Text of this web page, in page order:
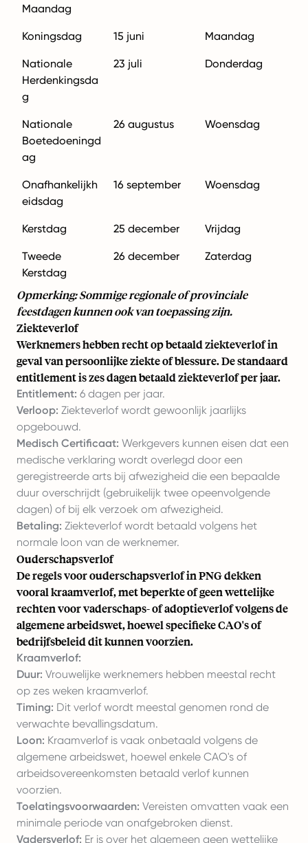
Maandag
Koningsdag 15 juni Maandag
Nationale
Herdenkingsda
g
23 juli Donderdag
Nationale
Boetedoeningd
ag
26 augustus Woensdag
Onafhankelijkh
eidsdag
16 september Woensdag
Kerstdag 25 december Vrijdag
Tweede
Kerstdag
26 december Zaterdag
Opmerking: Sommige regionale of provinciale
feestdagen kunnen ook van toepassing zijn.
Ziekteverlof
Werknemers hebben recht op betaald ziekteverlof in
geval van persoonlijke ziekte of blessure. De standaard
entitlement is zes dagen betaald ziekteverlof per jaar.
Entitlement: 6 dagen per jaar.
Verloop: Ziekteverlof wordt gewoonlijk jaarlijks
opgebouwd.
Medisch Certificaat: Werkgevers kunnen eisen dat een
medische verklaring wordt overlegd door een
geregistreerde arts bij afwezigheid die een bepaalde
duur overschrijdt (gebruikelijk twee opeenvolgende
dagen) of bij elk verzoek om afwezigheid.
Betaling: Ziekteverlof wordt betaald volgens het
normale loon van de werknemer.
Ouderschapsverlof
De regels voor ouderschapsverlof in PNG dekken
vooral kraamverlof, met beperkte of geen wettelijke
rechten voor vaderschaps- of adoptieverlof volgens de
algemene arbeidswet, hoewel specifieke CAO's of
bedrijfsbeleid dit kunnen voorzien.
Kraamverlof:
Duur: Vrouwelijke werknemers hebben meestal recht
op zes weken kraamverlof.
Timing: Dit verlof wordt meestal genomen rond de
verwachte bevallingsdatum.
Loon: Kraamverlof is vaak onbetaald volgens de
algemene arbeidswet, hoewel enkele CAO's of
arbeidsovereenkomsten betaald verlof kunnen
voorzien.
Toelatingsvoorwaarden: Vereisten omvatten vaak een
minimale periode van onafgebroken dienst.
Vadersverlof: Er is over het algemeen geen wettelijke